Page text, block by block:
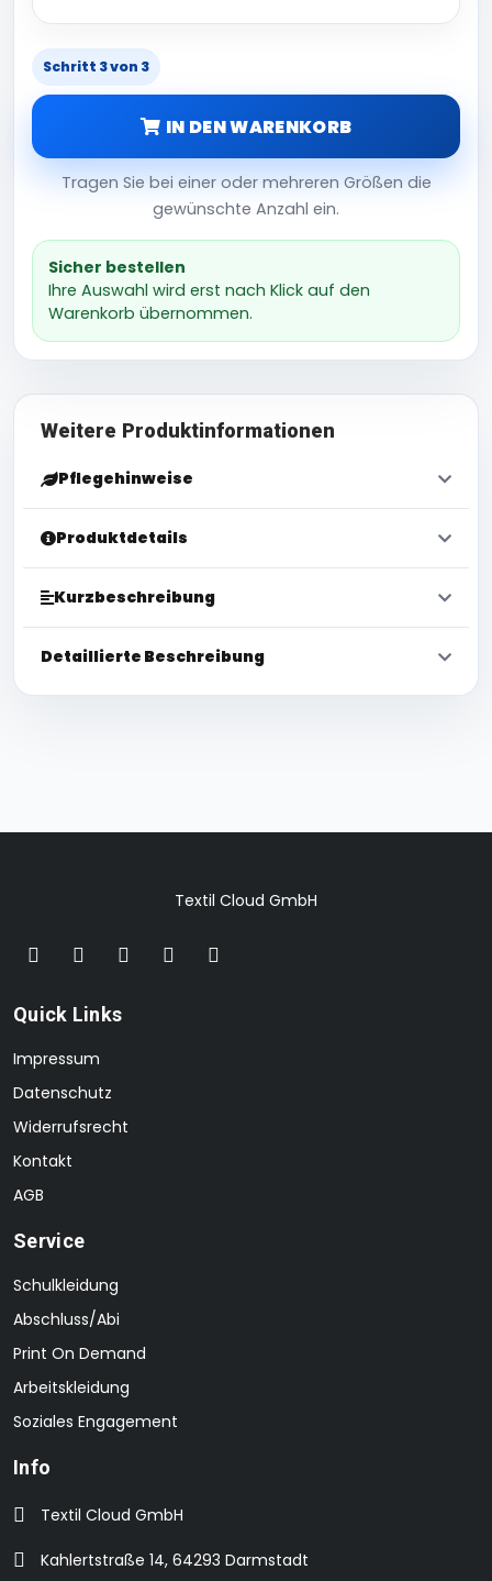
Schritt 3 von 3
IN DEN WARENKORB
Tragen Sie bei einer oder mehreren Größen die
gewünschte Anzahl ein.
Sicher bestellen
Ihre Auswahl wird erst nach Klick auf den
Warenkorb übernommen.
Weitere Produktinformationen
Pflegehinweise
Produktdetails
Kurzbeschreibung
Detaillierte Beschreibung
Textil Cloud GmbH
Quick Links
Impressum
Datenschutz
Widerrufsrecht
Kontakt
AGB
Service
Schulkleidung
Abschluss/Abi
Print On Demand
Arbeitskleidung
Soziales Engagement
Info
Textil Cloud GmbH
Kahlertstraße 14, 64293 Darmstadt